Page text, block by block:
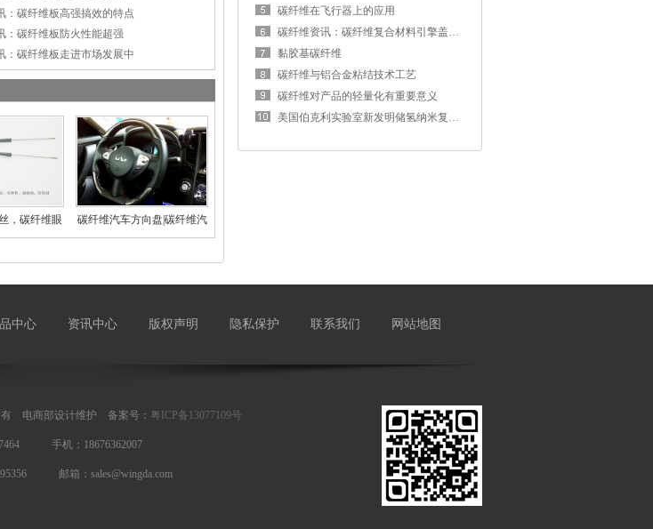
：碳纤维板高强搞效的特点
：碳纤维板防火性能超强
：碳纤维板走进市场发展中
，碳纤维眼
碳纤维汽车方向盘|碳纤维汽
车
碳纤维在飞行器上的应用
碳纤维资讯：碳纤维复合材料引擎盖设计
黏胶基碳纤维
碳纤维与铝合金粘结技术工艺
碳纤维对产品的轻量化有重要意义
美国伯克利实验室新发明储氢纳米复合材
中心 资讯中心 版权声明 隐私保护 联系我们 网站地图
有 电商部设计维护 备案号： 粤ICP备13077109号
手机：18676362007
邮箱：sales@wingda.com